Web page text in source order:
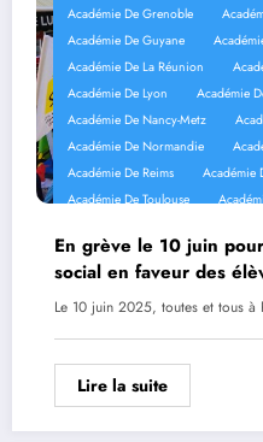
Académie De Grenoble
Académie De Guyane
Académie De La Réunion
Académie De Lyon
Académie
Académie De Nancy-Metz
Académie De Normandie
Académie De Reims
Académie
Académie De Toulouse
En grève le 10 juin
social en faveur des
Le 10 juin 2025, toutes et tous
Lire la suite